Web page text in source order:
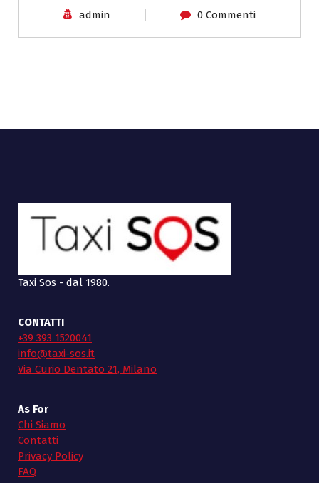
admin 0 Commenti
Taxi Sos - dal 1980.
CONTATTI
+39 393 1520041
info@taxi-sos.it
Via Curio Dentato 21, Milano
As For
Chi Siamo
Contatti
Privacy Policy
FAQ